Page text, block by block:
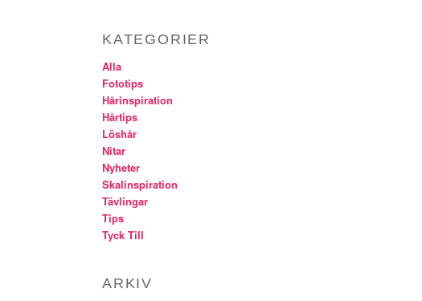
KATEGORIER
Alla
Fototips
Hårinspiration
Hårtips
Löshår
Nitar
Nyheter
Skalinspiration
Tävlingar
Tips
Tyck Till
ARKIV